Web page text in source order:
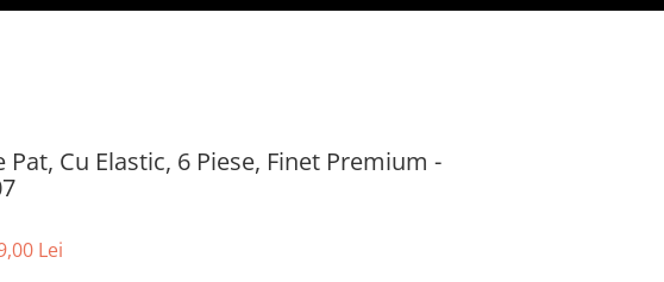
Pat, Cu Elastic, 6 Piese, Finet Premium -
Lei